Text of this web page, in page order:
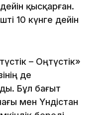
қысқарған.
10 күнге дейін
– Оңтүстік»
де
Бұл бағыт
мен Үндістан